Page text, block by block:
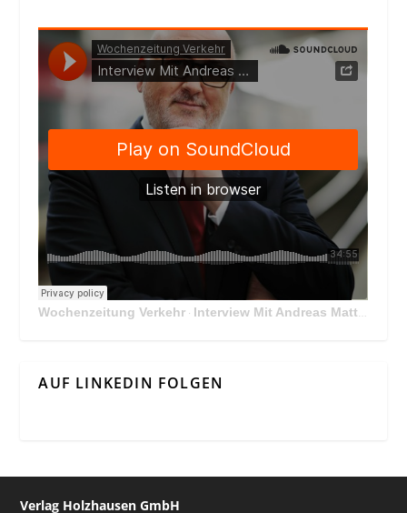
Wochenzeitung Verkehr · Interview Mit Andreas Matthä, CEO der ÖBB Holding
AUF LINKEDIN FOLGEN
Verlag Holzhausen GmbH